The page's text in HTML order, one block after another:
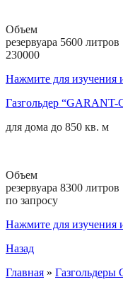
Объем
резервуара 5600 литров
230000
Нажмите для изучения
Газгольдер “GARANT-
для дома до 850 кв. м
Объем
резервуара 8300 литров
по запросу
Нажмите для изучения
Назад
Главная »